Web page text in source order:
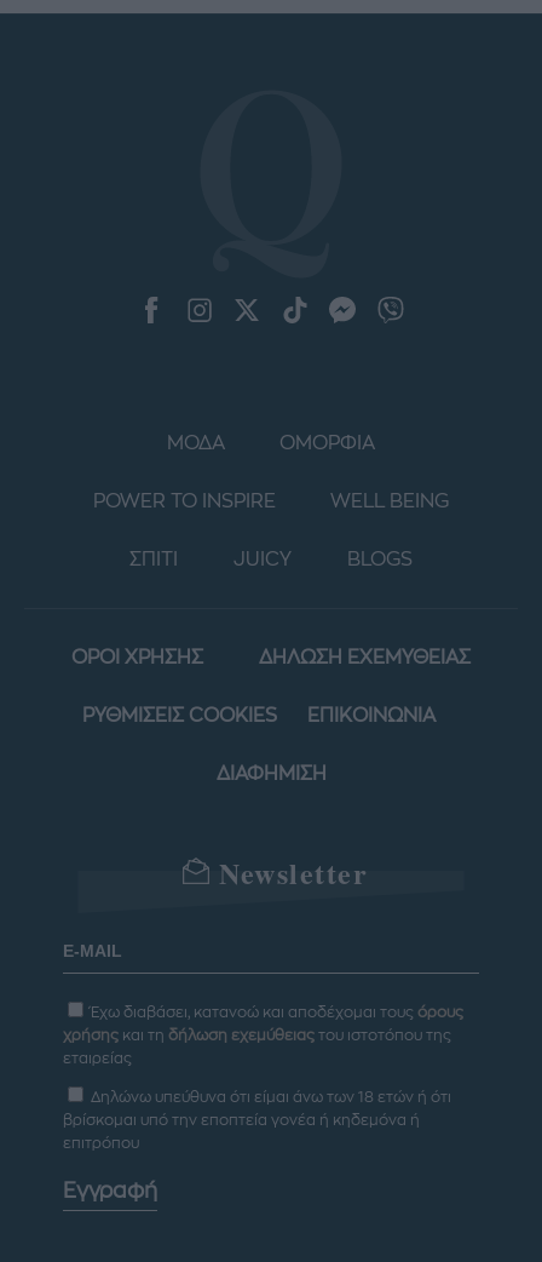
ΜΟΔΑ ΟΜΟΡΦΙΑ
POWER TO INSPIRE WELL BEING
ΣΠΙΤΙ JUICY BLOGS
ΟΡΟΙ ΧΡΗΣΗΣ ΔΗΛΩΣΗ ΕΧΕΜΥΘΕΙΑΣ
ΡΥΘΜΙΣΕΙΣ COOKIES ΕΠΙΚΟΙΝΩΝΙΑ
ΔΙΑΦΗΜΙΣΗ
Newsletter
Έχω διαβάσει, κατανοώ και αποδέχομαι τους όρους
χρήσης και τη δήλωση εχεμύθειας του ιστοτόπου της
εταιρείας
Δηλώνω υπεύθυνα ότι είμαι άνω των 18 ετών ή ότι
βρίσκομαι υπό την εποπτεία γονέα ή κηδεμόνα ή
επιτρόπου
Εγγραφή